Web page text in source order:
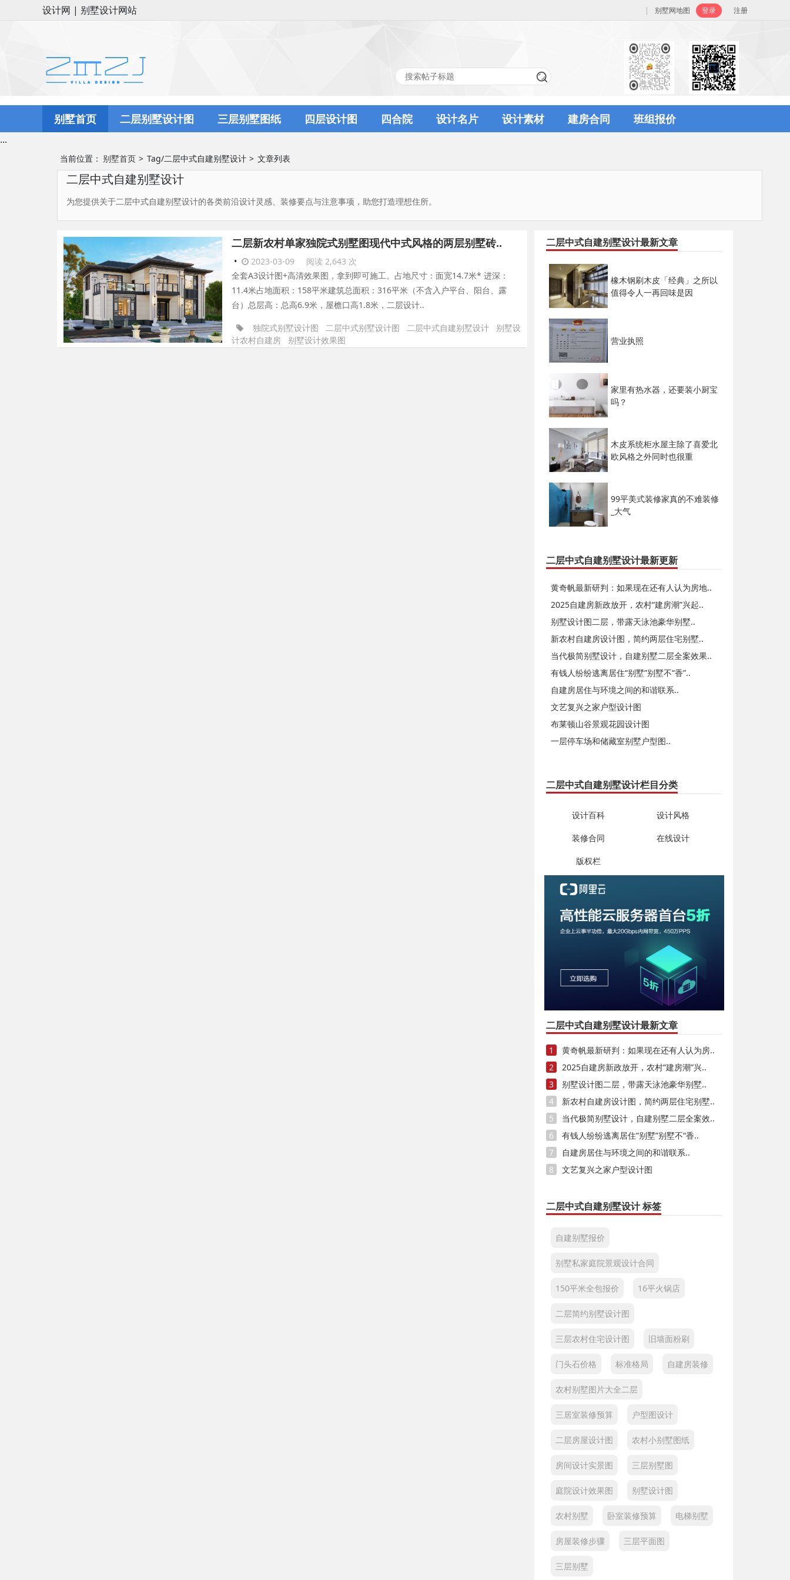
设计网 | 别墅设计网站 登录 注册
| 别墅网地图
别墅首页 二层别墅设计图 三层别墅图纸 四层设计图 四合院 设计名片 设计素材 建房合同 班组报价
...
当前位置： 别墅首页 Tag/二层中式自建别墅设计 文章列表
二层中式自建别墅设计
为您提供关于二层中式自建别墅设计的各类前沿设计灵感、装修要点与注意事项，助您打造理想住所。
二层新农村单家独院式别墅图现代中式风格的两层别墅砖..
• 2023-03-09
阅读 2,643 次
全套A3设计图+高清效果图，拿到即可施工。占地尺寸：面宽14.7米* 进深：
11.4米占地面积：158平米建筑总面积：316平米（不含入户平台、阳台、露
台）总层高：总高6.9米，屋檐口高1.8米，二层设计..
独院式别墅设计图 二层中式别墅设计图 二层中式自建别墅设计
别墅设
计农村自建房
别墅设计效果图
二层中式自建别墅设计最新文章
橡木钢刷木皮「经典」之所以
值得令人一再回味是因
营业执照
家里有热水器，还要装小厨宝
吗？
木皮系统柜水屋主除了喜爱北
欧风格之外同时也很重
99平美式装修家真的不难装修
_大气
二层中式自建别墅设计最新更新
黄奇帆最新研判：如果现在还有人认为房地..
2025自建房新政放开，农村“建房潮”兴起..
别墅设计图二层，带露天泳池豪华别墅..
新农村自建房设计图，简约两层住宅别墅..
当代极简别墅设计，自建别墅二层全案效果..
有钱人纷纷逃离居住“别墅”别墅不“香”..
自建房居住与环境之间的和谐联系..
文艺复兴之家户型设计图
布莱顿山谷景观花园设计图
一层停车场和储藏室别墅户型图..
二层中式自建别墅设计栏目分类
设计百科 设计风格
装修合同 在线设计
版权栏
二层中式自建别墅设计最新文章
1
黄奇帆最新研判：如果现在还有人认为房..
2
2025自建房新政放开，农村“建房潮”兴..
3
别墅设计图二层，带露天泳池豪华别墅..
4
新农村自建房设计图，简约两层住宅别墅..
5
当代极简别墅设计，自建别墅二层全案效..
6
有钱人纷纷逃离居住“别墅”别墅不“香..
7
自建房居住与环境之间的和谐联系..
8
文艺复兴之家户型设计图
二层中式自建别墅设计 标签
自建别墅报价
别墅私家庭院景观设计合同
150平米全包报价 16平火锅店
二层简约别墅设计图
三层农村住宅设计图 旧墙面粉刷
门头石价格 标准格局 自建房装修
农村别墅图片大全二层
三居室装修预算 户型图设计
二层房屋设计图 农村小别墅图纸
房间设计实景图 三层别墅图
庭院设计效果图 别墅设计图
农村别墅 卧室装修预算 电梯别墅
房屋装修步骤 三层平面图
三层别墅